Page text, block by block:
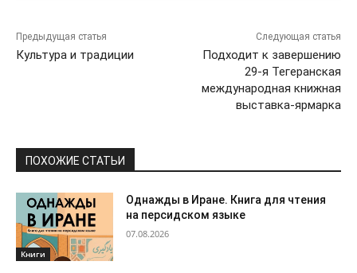
Предыдущая статья
Культура и традиции
Следующая статья
Подходит к завершению
29-я Тегеранская
международная книжная
выставка-ярмарка
ПОХОЖИЕ СТАТЬИ
Книги
Однажды в Иране. Книга для чтения
на персидском языке
07.08.2026